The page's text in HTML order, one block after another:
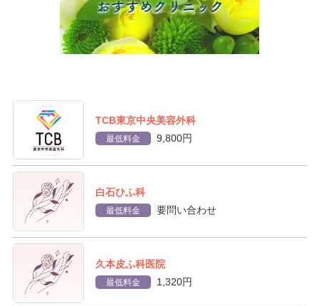
TCB東京中央美容外科
最低料金 9,800円
白石ひふ科
最低料金 要問い合わせ
久本皮ふ科医院
最低料金 1,320円